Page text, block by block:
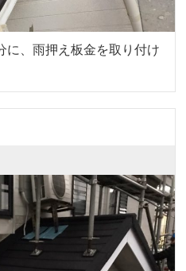
に、雨押え板金を取り付け